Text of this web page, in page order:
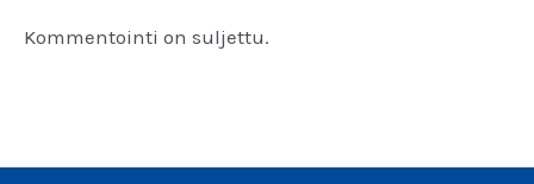
Kommentointi on suljettu.